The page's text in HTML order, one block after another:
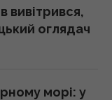
вивітрився,
оглядач
морі: у